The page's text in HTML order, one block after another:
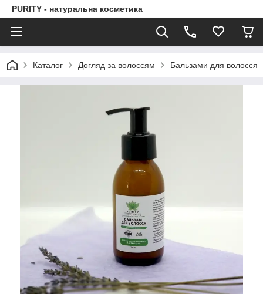
PURITY - натуральна косметика
Каталог Догляд за волоссям Бальзами для волосся